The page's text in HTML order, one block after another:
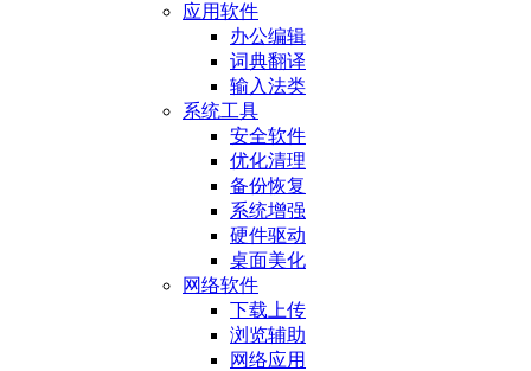
应用软件
办公编辑
词典翻译
输入法类
系统工具
安全软件
优化清理
备份恢复
系统增强
硬件驱动
桌面美化
网络软件
下载上传
浏览辅助
网络应用